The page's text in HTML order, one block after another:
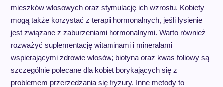
mieszków włosowych oraz stymulację ich wzrostu. Kobiety
mogą także korzystać z terapii hormonalnych, jeśli łysienie
jest związane z zaburzeniami hormonalnymi. Warto również
rozważyć suplementację witaminami i minerałami
wspierającymi zdrowie włosów; biotyna oraz kwas foliowy są
szczególnie polecane dla kobiet borykających się z
problemem przerzedzania się fryzury. Inne metody to